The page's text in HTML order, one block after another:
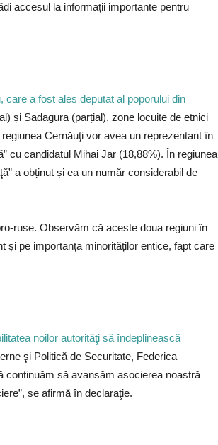
accesul la informații importante pentru
care a fost ales deputat al poporului din
și Sadagura (parțial), zone locuite de etnici
Cernăuţi vor avea un reprezentant în
cu candidatul Mihai Jar (18,88%). În regiunea
a obținut și ea un număr considerabil de
ruse. Observăm că aceste doua regiuni în
și pe importanța minorităților entice, fapt care
noilor autorităţi să îndeplinească
şi Politică de Securitate, Federica
continuăm să avansăm asocierea noastră
se afirmă în declaraţie.